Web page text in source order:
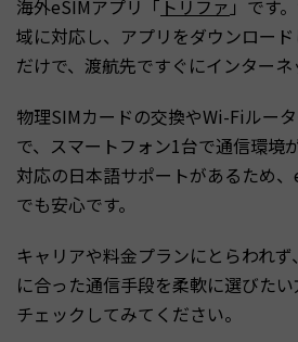
海外eSIMアプリ「 トリファ 」です
域に対応し、アプリをダウンロー
だけで、渡航先ですぐにインターネ
物理SIMカードの交換やWi-Fiルー
で、スマートフォン1台で通信環境
対応の日本語サポートがあるため
でも安心です。
キャリアや料金プランにとらわれ
に合った通信手段を柔軟に選びた
チェックしてみてください。